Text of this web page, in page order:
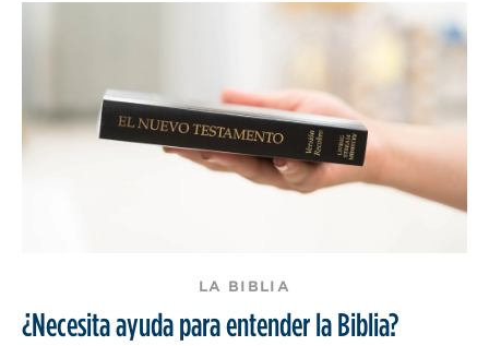
LA BIBLIA
¿Necesita ayuda para entender la Biblia?